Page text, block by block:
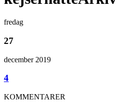
fredag
27
december 2019
4
KOMMENTARER